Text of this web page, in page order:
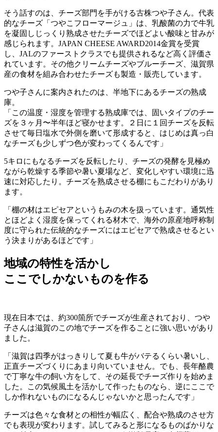
そう話すのは、チーズ部門を手がける古株つや子さん。代表
的なチーズ「つやこフローマージュ」は、乳酸菌の力で牛乳
を凝固しじっくり熟成させたチーズでほどよい酸味と甘みが
感じられます。JAPAN CHEESE AWARD2014金賞を受賞
し、JALのファーストクラスでも提供されるなど高く評価さ
れています。その他クリームチーズやブルーチーズ、滋賀県
産の食材を組み合わせたチーズも製造・販売しています。
つや子さんに案内されたのは、半地下にあるチーズの熟成
庫。
「この温度・湿度を管理する熟成庫では、固いタイプのチー
ズを３ヶ月〜半年ほど寝かせます。２日に１回チーズを反転
させて毎日塩水で外側を磨いて形成すると、はじめは真っ白
なチーズも少しずつ色が変わってくるんです」
5キロにもなるチーズを反転したり、チーズの発酵を見極め
ながら乾燥する季節や暑い夏場など、変化しやすい環境に迅
速に対応したり。チーズを熟成させる棚にもこだわりがあり
ます。
「棚の材はエピセアというもみの木を扱っています。通気性
とほどよく湿度を保ってくれる材木で、海外の原産地呼称制
度に守られた伝統的なチーズにはエピセアで熟成させるとい
う決まりがあるほどです」
地域の特性を活かし
ここでしかないものを作る
現在日本では、約300箇所でチーズが生産されており、つや
子さんは滋賀のこの地でチーズを作ることに強い思いがあり
ました。
「滋賀は四季がはっきりして夏も牛がバテるくらい暑いし、
正直チーズづくりにあまり向いていません。でも、長年酪農
で丁寧な牛の飼い方をして、その延長でチーズ作りを始めま
した。この気候風土を活かして作ったものなら、逆にここで
しか作れないものになるんじゃないかと思ったんです」
チーズは色々な食材との相性が幅広く、配合や熟成のさせ方
でも表現が変わります。試してみると形になるものばかりな